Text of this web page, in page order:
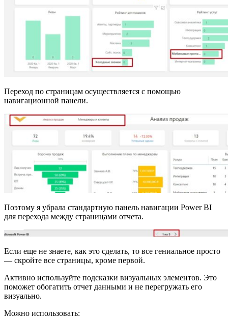
Переход по страницам осуществляется с помощью
навигационной панели.
Поэтому я убрала стандартную панель навигации Power BI
для перехода между страницами отчета.
Если еще не знаете, как это сделать, то все гениальное просто
— скройте все страницы, кроме первой.
Активно используйте подсказки визуальных элементов. Это
поможет обогатить отчет данными и не перегружать его
визуально.
Можно использовать: